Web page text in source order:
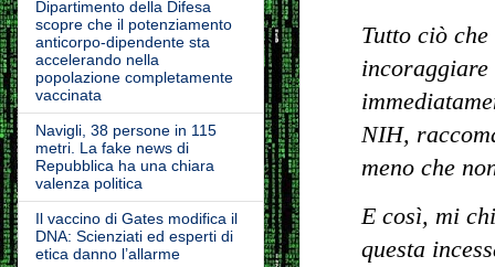
Tutto ciò
NIH,
meno che
E così, mi
questa
Dipartimento della Difesa
scopre che il potenziamento
anticorpo-dipendente sta
accelerando nella
popolazione completamente
vaccinata
Navigli, 38 persone in 115
metri. La fake news di
Repubblica ha una chiara
valenza politica
Il vaccino di Gates modifica il
DNA: Scienziati ed esperti di
etica danno l’allarme